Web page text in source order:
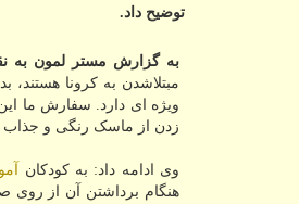
توضیح داد.
به گزارش مستر لمون به
مبتلاشدن به کرونا
ویژه ای دارد. سفارش ما
زدن از ماسک رنگی و جذاب
وی ادامه داد: به کودکان
هنگام برداشتن آن از